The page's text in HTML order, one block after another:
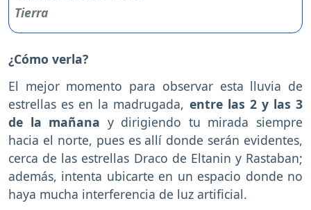
¿Cómo verla?
El mejor momento para observar esta lluvia de
estrellas es en la madrugada, entre las 2 y las 3
de la mañana y dirigiendo tu mirada siempre
hacia el norte, pues es allí donde serán evidentes,
cerca de las estrellas Draco de Eltanin y Rastaban;
además, intenta ubicarte en un espacio donde no
haya mucha interferencia de luz artificial.